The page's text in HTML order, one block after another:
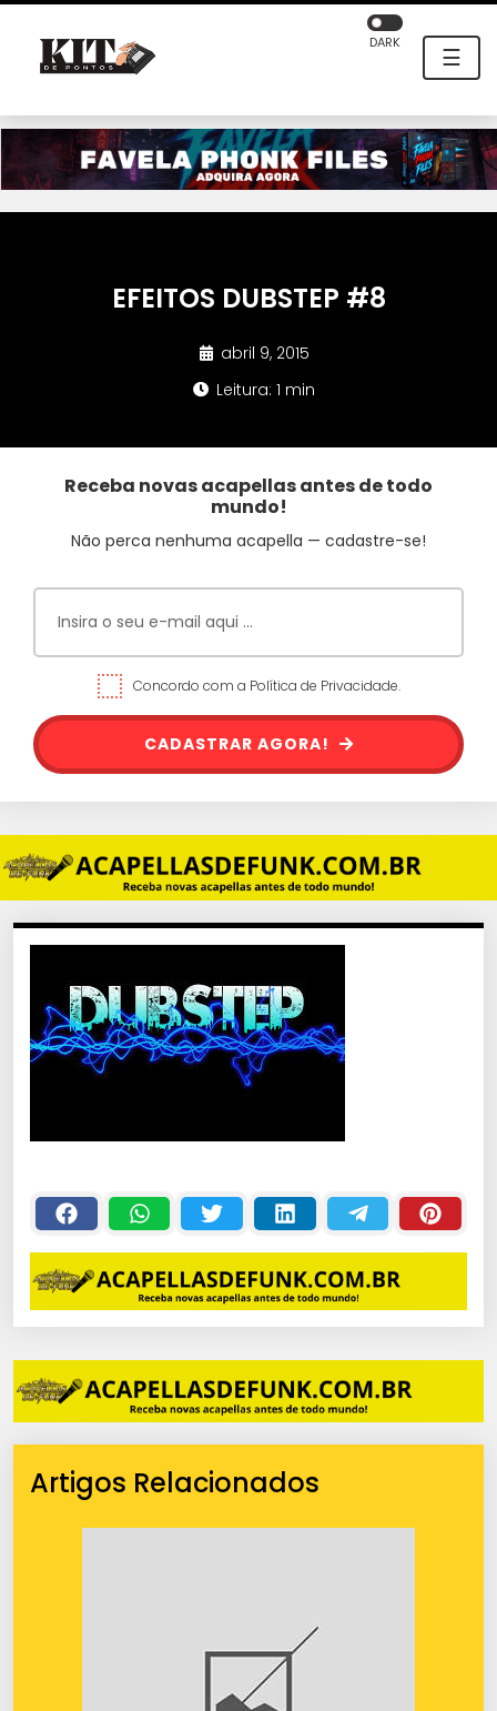
☰
DARK
EFEITOS DUBSTEP #8
abril 9, 2015
Leitura: 1 min
Receba novas acapellas antes de todo
mundo!
Não perca nenhuma acapella — cadastre-se!
Concordo com a Política de Privacidade.
CADASTRAR AGORA!
Artigos Relacionados